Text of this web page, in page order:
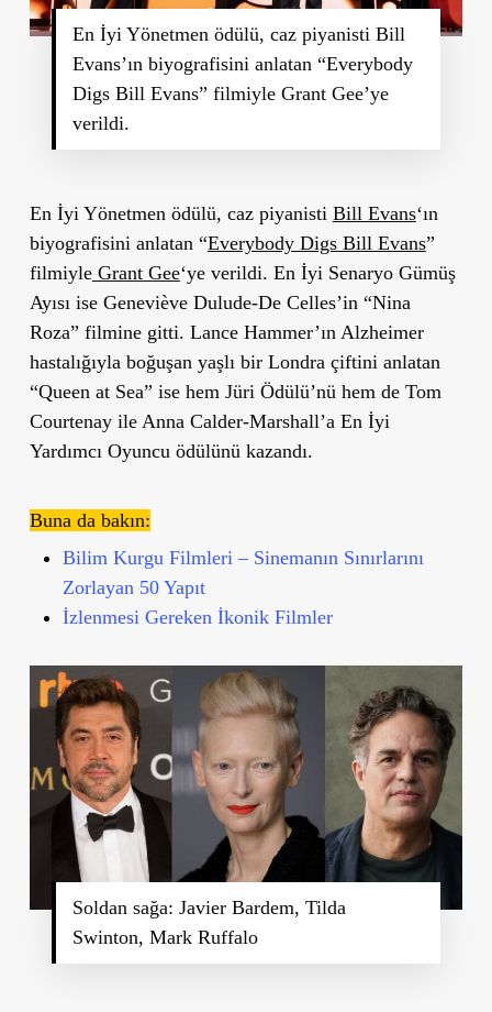
En İyi Yönetmen ödülü, caz piyanisti Bill
Evans’ın biyografisini anlatan “Everybody
Digs Bill Evans” filmiyle Grant Gee’ye
verildi.
En İyi Yönetmen ödülü, caz piyanisti Bill Evans‘ın
biyografisini anlatan “Everybody Digs Bill Evans”
filmiyleGrant Gee‘ye verildi. En İyi Senaryo Gümüş
Ayısı ise Geneviève Dulude-De Celles’in “Nina
Roza” filmine gitti. Lance Hammer’ın Alzheimer
hastalığıyla boğuşan yaşlı bir Londra çiftini anlatan
“Queen at Sea” ise hem Jüri Ödülü’nü hem de Tom
Courtenay ile Anna Calder-Marshall’a En İyi
Yardımcı Oyuncu ödülünü kazandı.
Buna da bakın:
Bilim Kurgu Filmleri – Sinemanın Sınırlarını
Zorlayan 50 Yapıt
İzlenmesi Gereken İkonik Filmler
Soldan sağa: Javier Bardem, Tilda
Swinton, Mark Ruffalo